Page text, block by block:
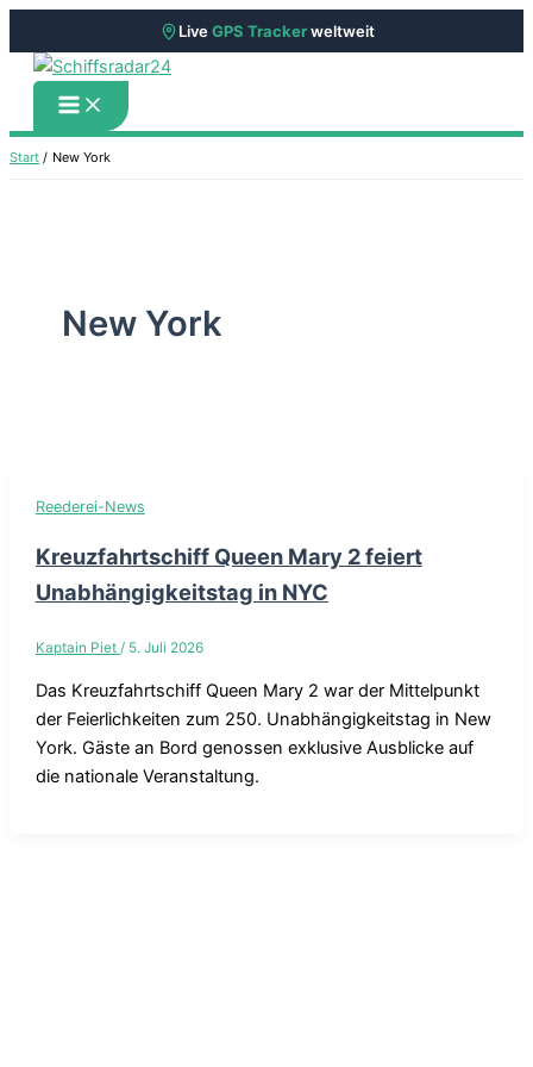
LiveGPS Trackerweltweit
Zum
Start New York
New York
Reederei-News
Kreuzfahrtschiff Queen Mary 2 feiert
Unabhängigkeitstag in NYC
Kaptain Piet / 5. Juli 2026
Das Kreuzfahrtschiff Queen Mary 2 war der Mittelpunkt
der Feierlichkeiten zum 250. Unabhängigkeitstag in New
York. Gäste an Bord genossen exklusive Ausblicke auf
die nationale Veranstaltung.